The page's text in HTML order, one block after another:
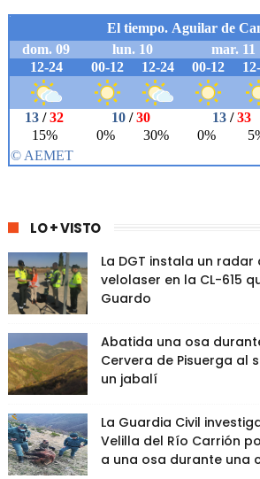
LO + VISTO
La DGT instala un
velolaser en la CL-615
Guardo
Abatida una osa
Cervera de Pisuerga al
un jabalí
La Guardia Civil
Velilla del Río Carrión
a una osa durante una